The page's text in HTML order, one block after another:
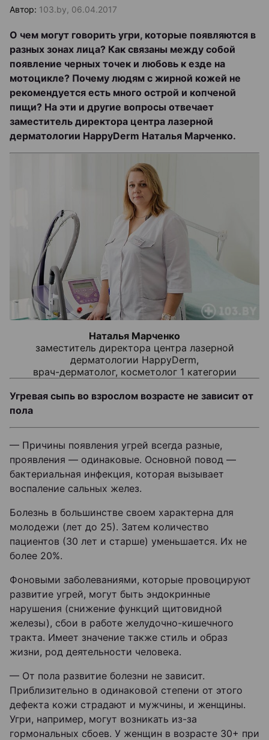
Автор: 103.by, 06.04.2017
О чем могут говорить угри, которые появляются в
разных зонах лица? Как связаны между собой
появление черных точек и любовь к езде на
мотоцикле? Почему людям с жирной кожей не
рекомендуется есть много острой и копченой
пищи? На эти и другие вопросы отвечает
заместитель директора центра лазерной
дерматологии HappyDerm Наталья Марченко.
Наталья Марченко
заместитель директора центра лазерной
дерматологии HappyDerm,
врач-дерматолог, косметолог 1 категории
Угревая сыпь во взрослом возрасте не зависит от
пола
— Причины появления угрей всегда разные,
проявления — одинаковые. Основной повод —
бактериальная инфекция, которая вызывает
воспаление сальных желез.
Болезнь в большинстве своем характерна для
молодежи (лет до 25). Затем количество
пациентов (30 лет и старше) уменьшается. Их не
более 20%.
Фоновыми заболеваниями, которые провоцируют
развитие угрей, могут быть эндокринные
нарушения (снижение функций щитовидной
железы), сбои в работе желудочно-кишечного
тракта. Имеет значение также стиль и образ
жизни, род деятельности человека.
— От пола развитие болезни не зависит.
Приблизительно в одинаковой степени от этого
дефекта кожи страдают и мужчины, и женщины.
Угри, например, могут возникать из-за
гормональных сбоев. У женщин в возрасте 30+ при